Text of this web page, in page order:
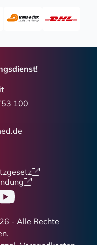
100
- Alle Rechte